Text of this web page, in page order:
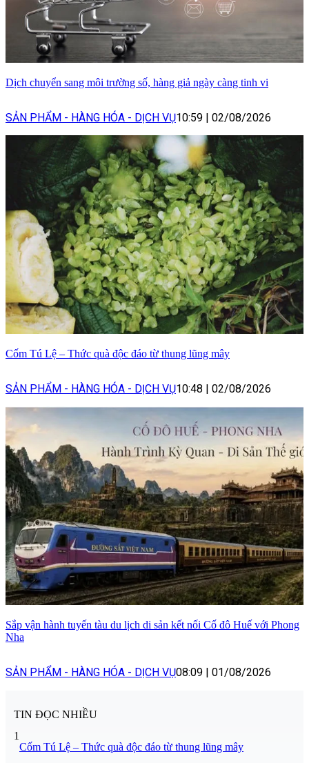
Dịch chuyển sang môi trường số, hàng giả ngày càng tinh vi
SẢN PHẨM - HÀNG HÓA - DỊCH VỤ10:59 02/08/2026
Cốm Tú Lệ – Thức quà độc đáo từ thung lũng mây
SẢN PHẨM - HÀNG HÓA - DỊCH VỤ10:48 02/08/2026
Sắp vận hành tuyến tàu du lịch di sản kết nối Cố đô Huế với Phong
Nha
SẢN PHẨM - HÀNG HÓA - DỊCH VỤ08:09 01/08/2026
TIN ĐỌC NHIỀU
1
Cốm Tú Lệ – Thức quà độc đáo từ thung lũng mây